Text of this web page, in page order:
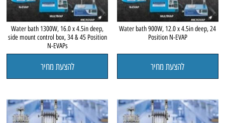
Water bath 900W, 12.0 x 4.5in deep, 24
Position N-EVAP
להצעת מחיר
Water bath 1300W, 16.0 x 4.5in deep,
side mount control box, 34 & 45 Position
N-EVAPs
להצעת מחיר